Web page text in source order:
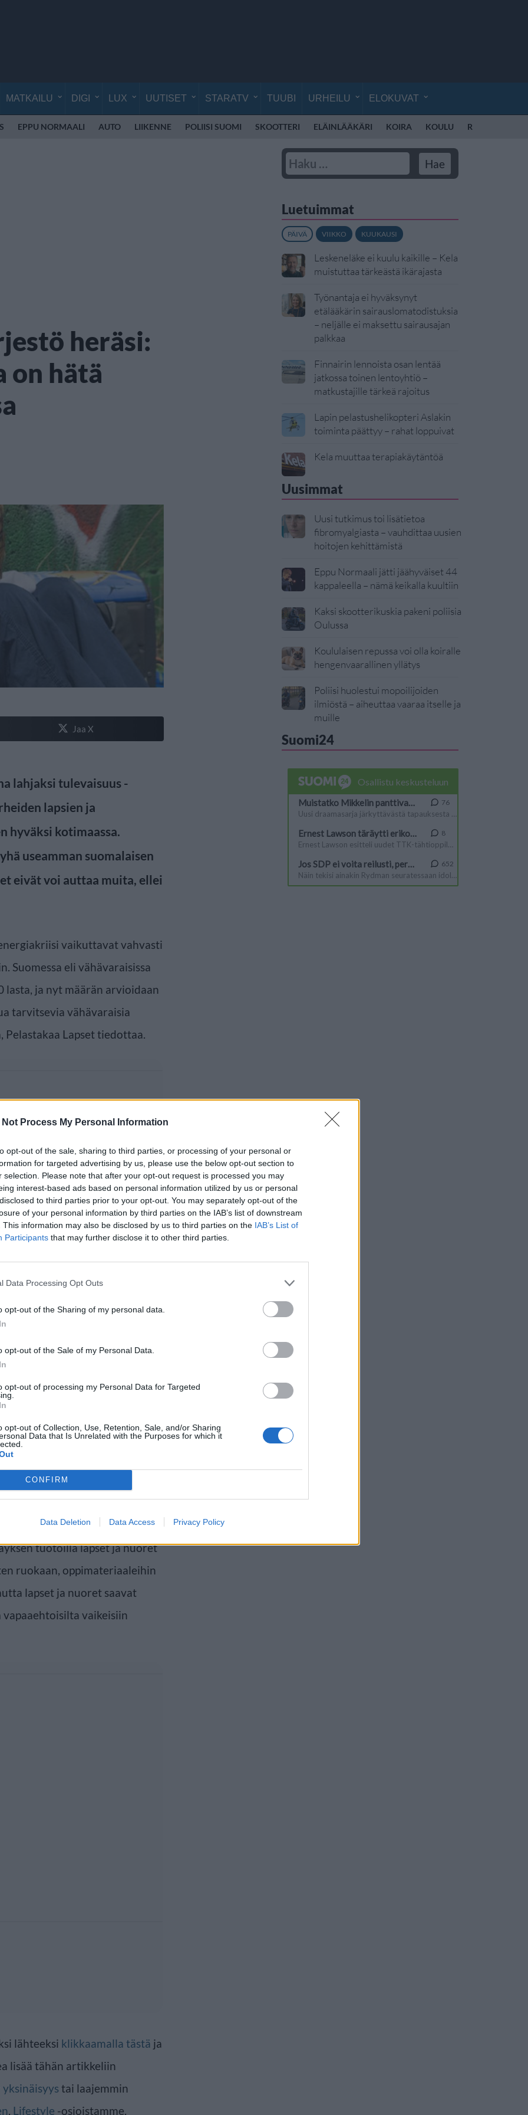
Not Process My Personal Information
opt-out of the sale, sharing to third parties, or processing of your personal or
for targeted advertising by us, please use the below opt-out section to
selection. Please note that after your opt-out request is processed you may
interest-based ads based on personal information utilized by us or personal
to third parties prior to your opt-out. You may separately opt-out of the
of your personal information by third parties on the IAB’s list of downstream
This information may also be disclosed by us to third parties on the IAB’s List of
Participants that may further disclose it to other third parties.
Data Processing Opt Outs
opt-out of the Sharing of my personal data.
opt-out of the Sale of my Personal Data.
opt-out of processing my Personal Data for Targeted
opt-out of Collection, Use, Retention, Sale, and/or Sharing
Data that Is Unrelated with the Purposes for which it
CONFIRM
Data Deletion Data Access Privacy Policy
MATKAILU DIGI LUX UUTISET STARATV TUUBI URHEILU ELOKUVAT
EPPU NORMAALI AUTO LIIKENNE POLIISI SUOMI SKOOTTERI ELÄINLÄÄKÄRI KOIRA KOULU REPPU
heräsi:
on hätä
Jaa X
lahjaksi tulevaisuus -
lapsien ja
hyväksi kotimaassa.
useamman suomalaisen
eivät voi auttaa muita, ellei
vaikuttavat vahvasti
Suomessa eli vähävaraisissa
lasta, ja nyt määrän arvioidaan
tarvitsevia vähävaraisia
Pelastakaa Lapset tiedottaa.
lapset kantavat huolta
harrastuksensa, eikä heillä
vapaa-ajalla muiden
tuotoilla lapset ja nuoret
ruokaan, oppimateriaaleihin
lapset ja nuoret saavat
vaikeisiin
lähteeksi klikkaamalla tästä ja
lisää tähän artikkeliin
yksinäisyys tai laajemmin
, Lifestyle -osioistamme.
Luetuimmat
PÄIVÄ VIIKKO KUUKAUSI
Leskeneläke ei kuulu kaikille – Kela
muistuttaa tärkeästä ikärajasta
Työnantaja ei hyväksynyt
etälääkärin sairauslomatodistuksia
– neljälle ei maksettu sairausajan
palkkaa
Finnairin lennoista osan lentää
jatkossa toinen lentoyhtiö –
matkustajille tärkeä rajoitus
Lapin pelastushelikopteri Aslakin
toiminta päättyy – rahat loppuivat
Kela muuttaa terapiakäytäntöä
Uusimmat
Uusi tutkimus toi lisätietoa
fibromyalgiasta – vauhdittaa uusien
hoitojen kehittämistä
Eppu Normaali jätti jäähyväiset 44
kappaleella – nämä keikalla kuultiin
Kaksi skootterikuskia pakeni poliisia
Oulussa
Koululaisen repussa voi olla koiralle
hengenvaarallinen yllätys
Poliisi huolestui mopoilijoiden
ilmiöstä – aiheuttaa vaaraa itselle ja
muille
Suomi24